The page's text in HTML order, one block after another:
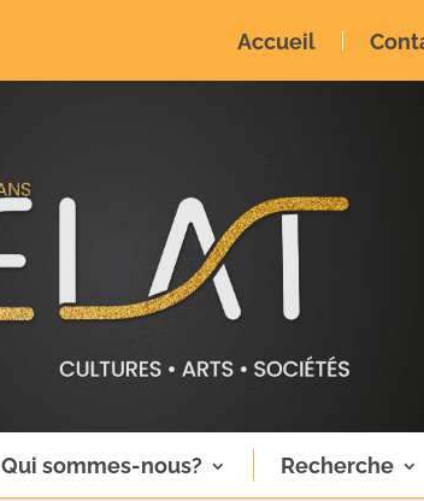
Accueil
Qui sommes-nous? Recherche